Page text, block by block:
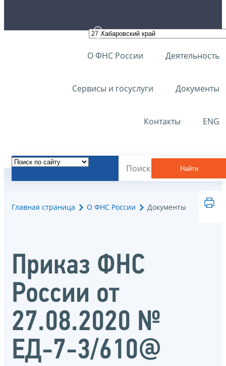
О ФНС России Деятельность
Сервисы и госуслуги Документы
Контакты ENG
Найти
Главная страница О ФНС России Документы
Приказ ФНС
России от
27.08.2020 №
ЕД-7-3/610@